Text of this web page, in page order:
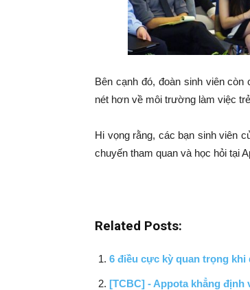
Bên cạnh đó, đoàn sinh viên
nét hơn về môi trường làm việc
Hi vọng rằng, các bạn sinh viên
chuyến tham quan và học hỏi tại
Related Posts:
6 điều cực kỳ quan trọng khi
[TCBC] - Appota khẳng